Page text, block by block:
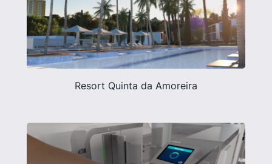
Resort Quinta da Amoreira